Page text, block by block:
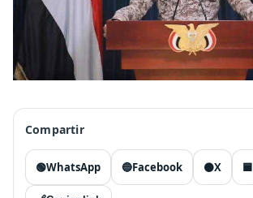
Compartir
🟢WhatsApp 🔵Facebook ⚫X 🟦